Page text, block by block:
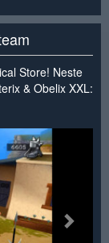
Store! Neste
& Obelix XXL: